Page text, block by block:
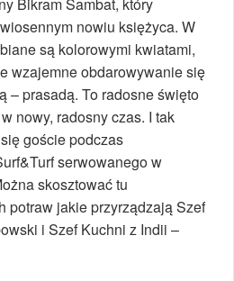
Bikram Sambat, który
nowiu księżyca. W
są kolorowymi kwiatami,
wzajemne obdarowywanie się
– prasadą. To radosne święto
nowy, radosny czas. I tak
goście podczas
serwowanego w
skosztować tu
potraw jakie przyrządzają Szef
i Szef Kuchni z Indii –